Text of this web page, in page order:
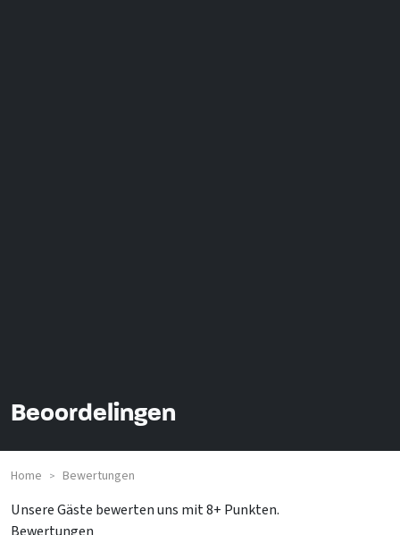
Beoordelingen
Home > Bewertungen
Unsere Gäste bewerten uns mit 8+ Punkten.